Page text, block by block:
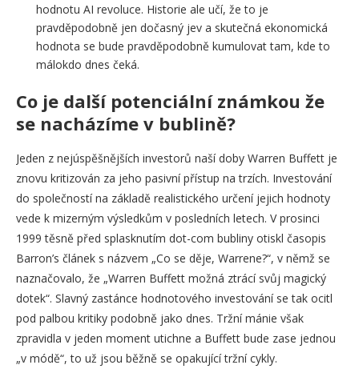
hodnotu AI revoluce. Historie ale učí, že to je
pravděpodobně jen dočasný jev a skutečná ekonomická
hodnota se bude pravděpodobně kumulovat tam, kde to
málokdo dnes čeká.
Co je další potenciální známkou že
se nacházíme v bublině?
Jeden z nejúspěšnějších investorů naší doby Warren Buffett je
znovu kritizován za jeho pasivní přístup na trzích. Investování
do společností na základě realistického určení jejich hodnoty
vede k mizerným výsledkům v posledních letech. V prosinci
1999 těsně před splasknutím dot-com bubliny otiskl časopis
Barron’s článek s názvem „Co se děje, Warrene?“, v němž se
naznačovalo, že „Warren Buffett možná ztrácí svůj magický
dotek“. Slavný zastánce hodnotového investování se tak ocitl
pod palbou kritiky podobně jako dnes. Tržní mánie však
zpravidla v jeden moment utichne a Buffett bude zase jednou
„v módě“, to už jsou běžně se opakující tržní cykly.